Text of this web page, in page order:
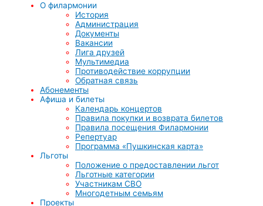
О филармонии
История
Администрация
Документы
Вакансии
Лига друзей
Мультимедиа
Противодействие коррупции
Обратная связь
Абонементы
Афиша и билеты
Календарь концертов
Правила покупки и возврата билетов
Правила посещения Филармонии
Репертуар
Программа «Пушкинская карта»
Льготы
Положение о предоставлении льгот
Льготные категории
Участникам СВО
Многодетным семьям
Проекты